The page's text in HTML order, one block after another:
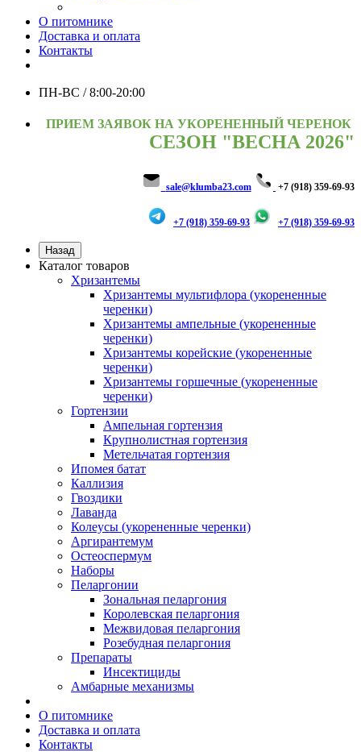
О питомнике
Доставка и оплата
Контакты
ПН-ВС / 8:00-20:00
ПРИЕМ ЗАЯВОК НА УКОРЕНЕННЫЙ ЧЕРЕНОК
СЕЗОН "ВЕСНА 2026"
sale@klumba23.com +7 (918) 359-69-93
+7 (918) 359-69-93 +7 (918) 359-69-93
Назад
Каталог товаров
Хризантемы
Хризантемы мультифлора (укорененные
черенки)
Хризантемы ампельные (укорененные
черенки)
Хризантемы корейские (укорененные
черенки)
Хризантемы горшечные (укорененные
черенки)
Гортензии
Ампельная гортензия
Крупнолистная гортензия
Метельчатая гортензия
Ипомея батат
Каллизия
Гвоздики
Лаванда
Колеусы (укорененные черенки)
Аргирантемум
Остеоспермум
Наборы
Пеларгонии
Зональная пеларгония
Королевская пеларгония
Межвидовая пеларгония
Розебудная пеларгония
Препараты
Инсектициды
Амбарные механизмы
О питомнике
Доставка и оплата
Контакты